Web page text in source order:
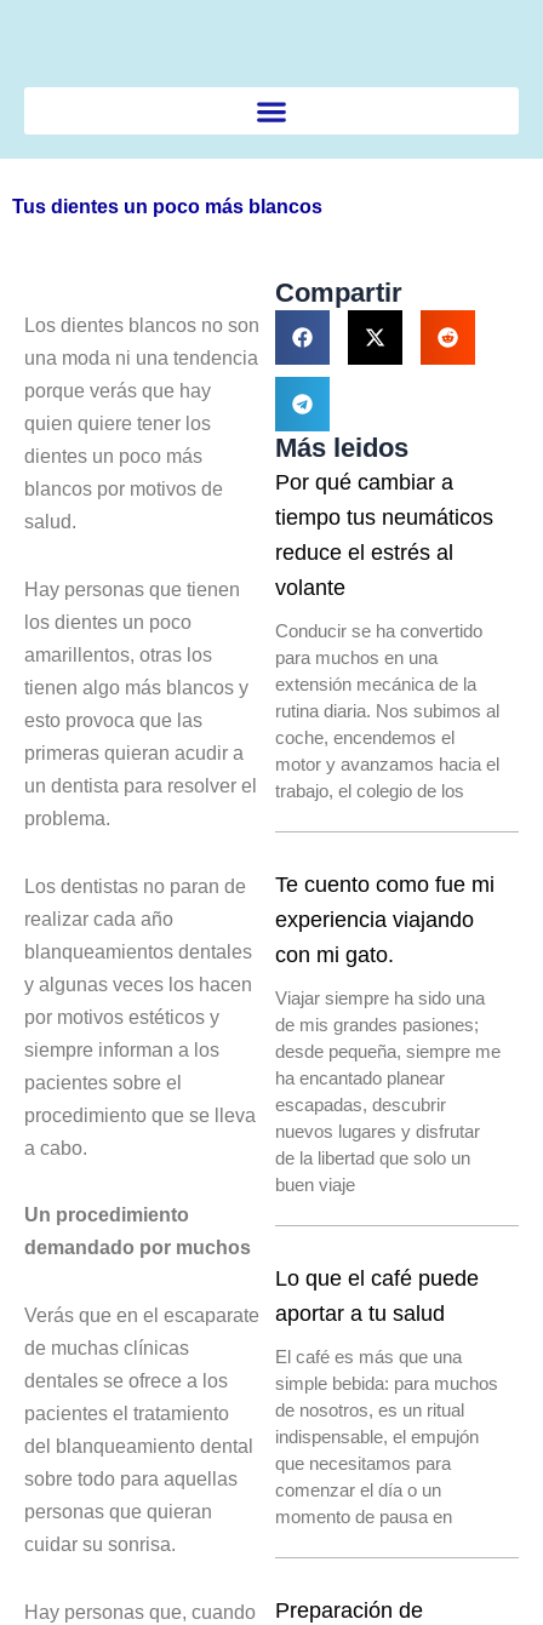
Tus dientes un poco más blancos
Los dientes blancos no son
una moda ni una tendencia
porque verás que hay
quien quiere tener los
dientes un poco más
blancos por motivos de
salud.
Hay personas que tienen
los dientes un poco
amarillentos, otras los
tienen algo más blancos y
esto provoca que las
primeras quieran acudir a
un dentista para resolver el
problema.
Los dentistas no paran de
realizar cada año
blanqueamientos dentales
y algunas veces los hacen
por motivos estéticos y
siempre informan a los
pacientes sobre el
procedimiento que se lleva
a cabo.
Un procedimiento
demandado por muchos
Verás que en el escaparate
de muchas clínicas
dentales se ofrece a los
pacientes el tratamiento
del blanqueamiento dental
sobre todo para aquellas
personas que quieran
cuidar su sonrisa.
Hay personas que, cuando
Compartir
Más leidos
Por qué cambiar a
tiempo tus neumáticos
reduce el estrés al
volante
Conducir se ha convertido
para muchos en una
extensión mecánica de la
rutina diaria. Nos subimos al
coche, encendemos el
motor y avanzamos hacia el
trabajo, el colegio de los
Te cuento como fue mi
experiencia viajando
con mi gato.
Viajar siempre ha sido una
de mis grandes pasiones;
desde pequeña, siempre me
ha encantado planear
escapadas, descubrir
nuevos lugares y disfrutar
de la libertad que solo un
buen viaje
Lo que el café puede
aportar a tu salud
El café es más que una
simple bebida: para muchos
de nosotros, es un ritual
indispensable, el empujón
que necesitamos para
comenzar el día o un
momento de pausa en
Preparación de